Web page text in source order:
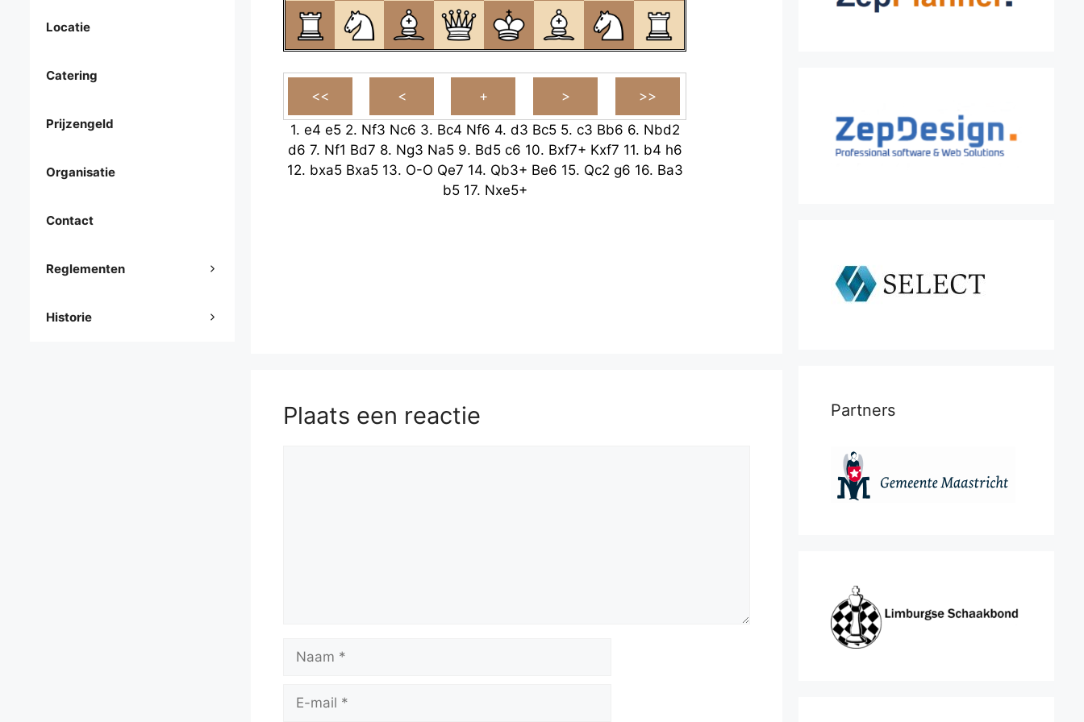
1. e4 e5 2. Nf3 Nc6 3. Bc4 Nf6 4. d3 Bc5 5. c3 Bb6 6. Nbd2
d6 7. Nf1 Bd7 8. Ng3 Na5 9. Bd5 c6 10. Bxf7+ Kxf7 11. b4 h6
12. bxa5 Bxa5 13. O-O Qe7 14. Qb3+ Be6 15. Qc2 g6 16. Ba3
b5 17. Nxe5+
Plaats een reactie
mail
Locatie
Catering
Prijzengeld
Organisatie
Contact
Reglementen
Historie
Partners